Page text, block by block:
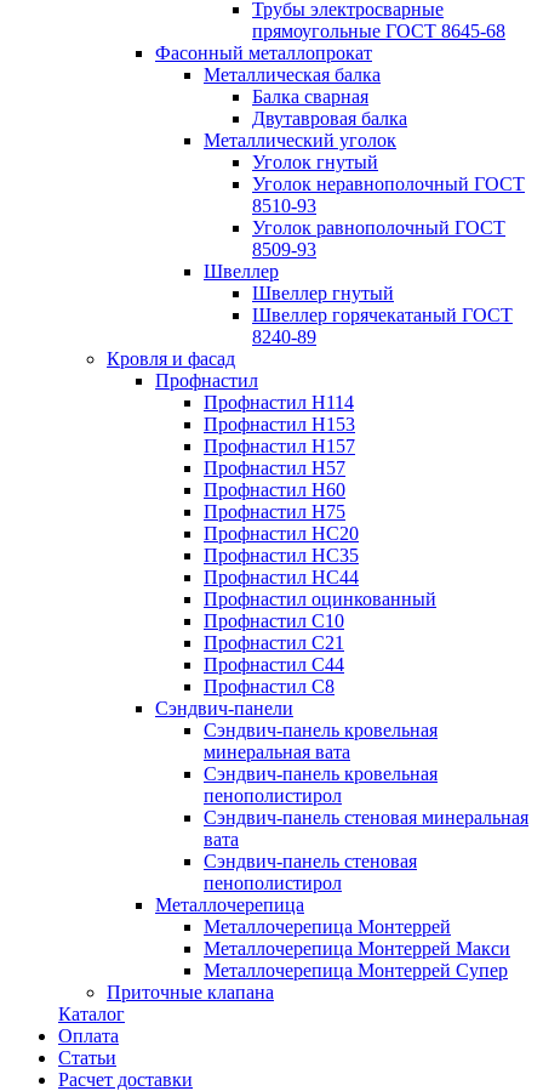
Трубы электросварные
прямоугольные ГОСТ 8645-68
Фасонный металлопрокат
Металлическая балка
Балка сварная
Двутавровая балка
Металлический уголок
Уголок гнутый
Уголок неравнополочный ГОСТ
8510-93
Уголок равнополочный ГОСТ
8509-93
Швеллер
Швеллер гнутый
Швеллер горячекатаный ГОСТ
8240-89
Кровля и фасад
Профнастил
Профнастил Н114
Профнастил Н153
Профнастил Н157
Профнастил Н57
Профнастил Н60
Профнастил Н75
Профнастил НС20
Профнастил НС35
Профнастил НС44
Профнастил оцинкованный
Профнастил С10
Профнастил С21
Профнастил С44
Профнастил С8
Сэндвич-панели
Сэндвич-панель кровельная
минеральная вата
Сэндвич-панель кровельная
пенополистирол
Сэндвич-панель стеновая минеральная
вата
Сэндвич-панель стеновая
пенополистирол
Металлочерепица
Металлочерепица Монтеррей
Металлочерепица Монтеррей Макси
Металлочерепица Монтеррей Супер
Приточные клапана
Каталог
Оплата
Статьи
Расчет доставки